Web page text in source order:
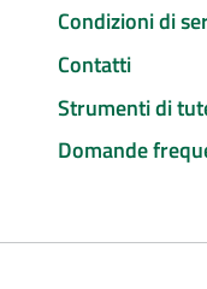
Condizioni di
Contatti
Strumenti di
Domande